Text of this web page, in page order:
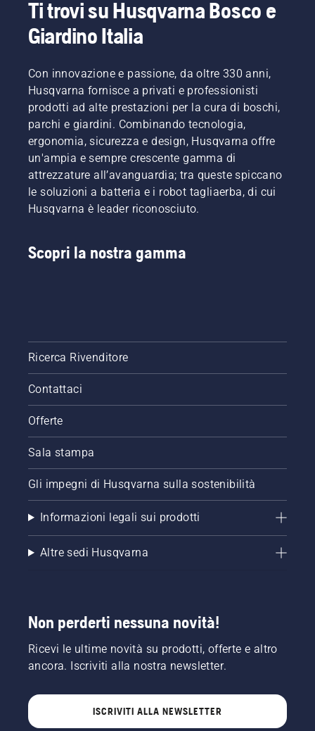
Ti trovi su Husqvarna Bosco e
Giardino Italia
Con innovazione e passione, da oltre 330 anni,
Husqvarna fornisce a privati e professionisti
prodotti ad alte prestazioni per la cura di boschi,
parchi e giardini. Combinando tecnologia,
ergonomia, sicurezza e design, Husqvarna offre
un'ampia e sempre crescente gamma di
attrezzature all’avanguardia; tra queste spiccano
le soluzioni a batteria e i robot tagliaerba, di cui
Husqvarna è leader riconosciuto.
Scopri la nostra gamma
Ricerca Rivenditore
Contattaci
Offerte
Sala stampa
Gli impegni di Husqvarna sulla sostenibilità
Informazioni legali sui prodotti
Altre sedi Husqvarna
Non perderti nessuna novità!
Ricevi le ultime novità su prodotti, offerte e altro
ancora. Iscriviti alla nostra newsletter.
ISCRIVITI ALLA NEWSLETTER